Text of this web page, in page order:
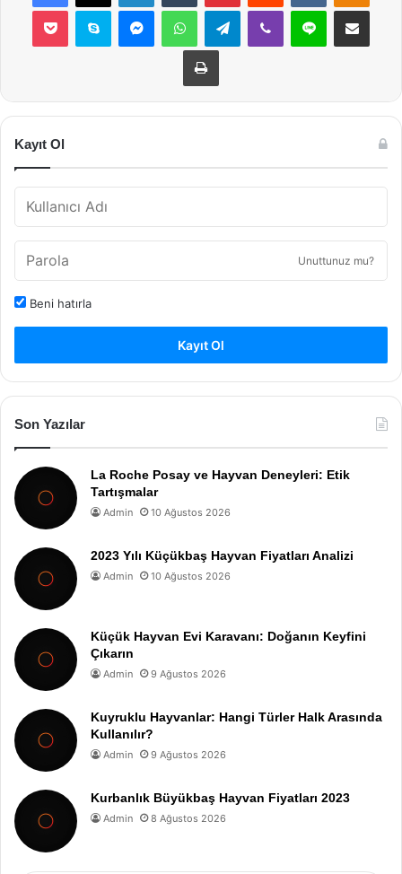
Pocket Skype MessengerWhatsAppTelegramViber Line E-Posta ile
Yazdır
Kayıt Ol
Unuttunuz mu?
Beni hatırla
Kayıt Ol
Son Yazılar
La Roche Posay ve Hayvan Deneyleri: Etik
Tartışmalar
Admin 10 Ağustos 2026
2023 Yılı Küçükbaş Hayvan Fiyatları Analizi
Admin 10 Ağustos 2026
Küçük Hayvan Evi Karavanı: Doğanın Keyfini
Çıkarın
Admin 9 Ağustos 2026
Kuyruklu Hayvanlar: Hangi Türler Halk Arasında
Kullanılır?
Admin 9 Ağustos 2026
Kurbanlık Büyükbaş Hayvan Fiyatları 2023
Admin 8 Ağustos 2026